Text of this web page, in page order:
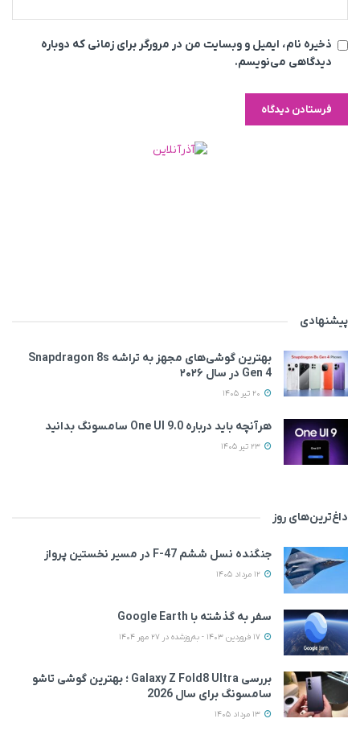
ذخیره نام، ایمیل و وبسایت من در مرورگر برای زمانی که دوباره
دیدگاهی می‌نویسم.
پیشنهادی
بهترین گوشی‌های مجهز به تراشه Snapdragon 8s
Gen 4 در سال ۲۰۲۶
هرآنچه باید درباره One UI 9.0 سامسونگ بدانید
داغ‌ترین‌های روز
جنگنده نسل ششم F-47 در مسیر نخستین پرواز
سفر به گذشته با Google Earth
بررسی Galaxy Z Fold8 Ultra ؛ بهترین گوشی تاشو
سامسونگ برای سال 2026